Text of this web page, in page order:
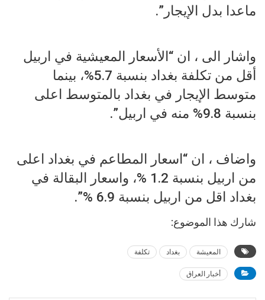
ماعدا بدل الإيجار”.
واشار الى ، ان “الأسعار المعيشية في اربيل
أقل من تكلفة بغداد بنسبة 5.7%، بينما
متوسط الإيجار في بغداد بالمتوسط اعلى
بنسبة 9.8% منه في اربيل”.
واضاف ، ان “اسعار المطاعم في بغداد اعلى
من اربيل بنسبة 1.2 %، واسعار البقالة في
بغداد اقل من اربيل بنسبة 6.9 %”.
شارك هذا الموضوع:
المعيشة بغداد تكلفة
أخبار العراق